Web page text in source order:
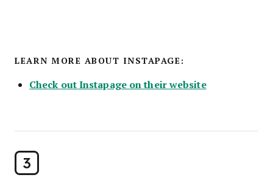
LEARN MORE ABOUT INSTAPAGE:
Check out Instapage on their website
3